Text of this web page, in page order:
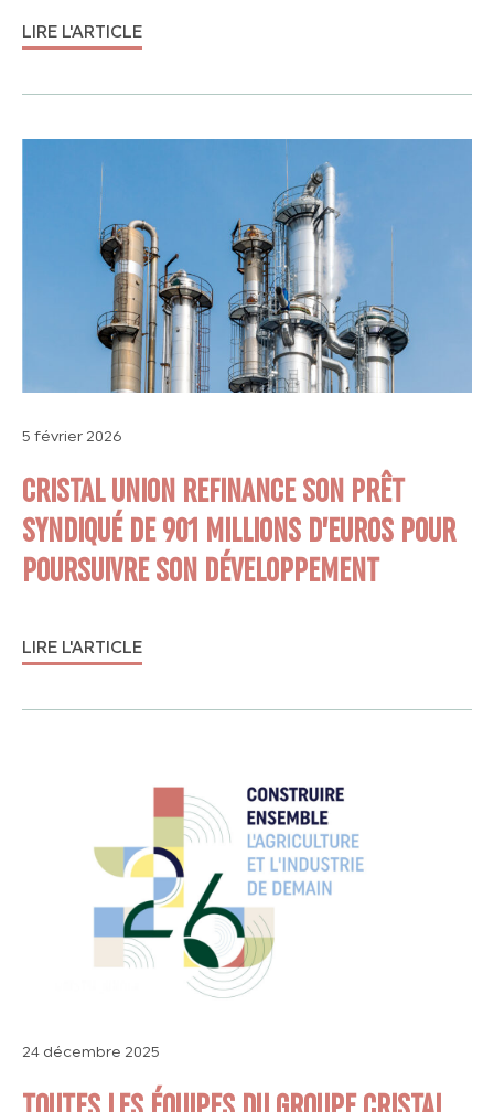
LIRE L'ARTICLE
5 février 2026
CRISTAL UNION REFINANCE SON PRÊT
SYNDIQUÉ DE 901 MILLIONS D’EUROS POUR
POURSUIVRE SON DÉVELOPPEMENT
LIRE L'ARTICLE
24 décembre 2025